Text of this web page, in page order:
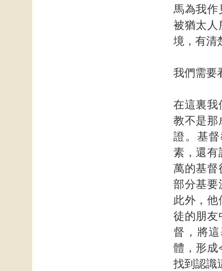
馬為我作
被猶太人
境，有清
我們需要
在這裏我
教不是那
證。基
素，還有
萬的基督
部分基要
此外，他
徒的朋友
督，將
體，形成
找到認識